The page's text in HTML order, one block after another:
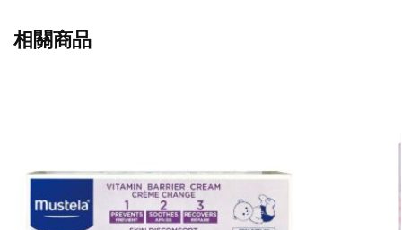
相關商品